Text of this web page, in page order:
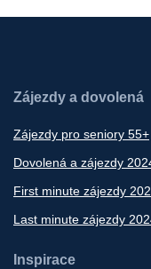
Zájezdy a dovolená
Zájezdy pro seniory 55+
Dovolená a zájezdy
First minute zájezdy
Last minute zájezdy
Inspirace